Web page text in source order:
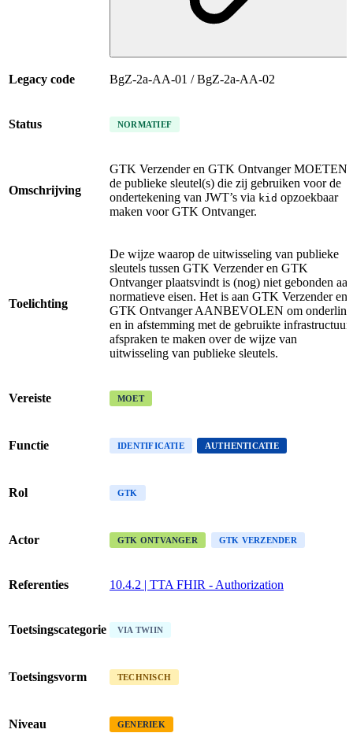
Legacy code BgZ-2a-AA-01 / BgZ-2a-AA-02
Status NORMATIEF
Omschrijving
GTK Verzender en GTK Ontvanger MOETEN
de publieke sleutel(s) die zij gebruiken voor de
ondertekening van JWT’s via kid opzoekbaar
maken voor GTK Ontvanger.
Toelichting
De wijze waarop de uitwisseling van publieke
sleutels tussen GTK Verzender en GTK
Ontvanger plaatsvindt is (nog) niet gebonden aan
normatieve eisen. Het is aan GTK Verzender en
GTK Ontvanger AANBEVOLEN om onderling
en in afstemming met de gebruikte infrastructuur
afspraken te maken over de wijze van
uitwisseling van publieke sleutels.
Vereiste MOET
Functie IDENTIFICATIE AUTHENTICATIE
Rol GTK
Actor GTK ONTVANGER GTK VERZENDER
Referenties 10.4.2 | TTA FHIR - Authorization
Toetsingscategorie VIA TWIIN
Toetsingsvorm TECHNISCH
Niveau GENERIEK